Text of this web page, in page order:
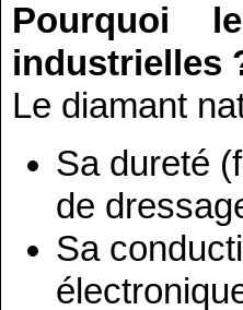
Pourquoi
industrielles
Le diamant
Sa dureté
de
Sa